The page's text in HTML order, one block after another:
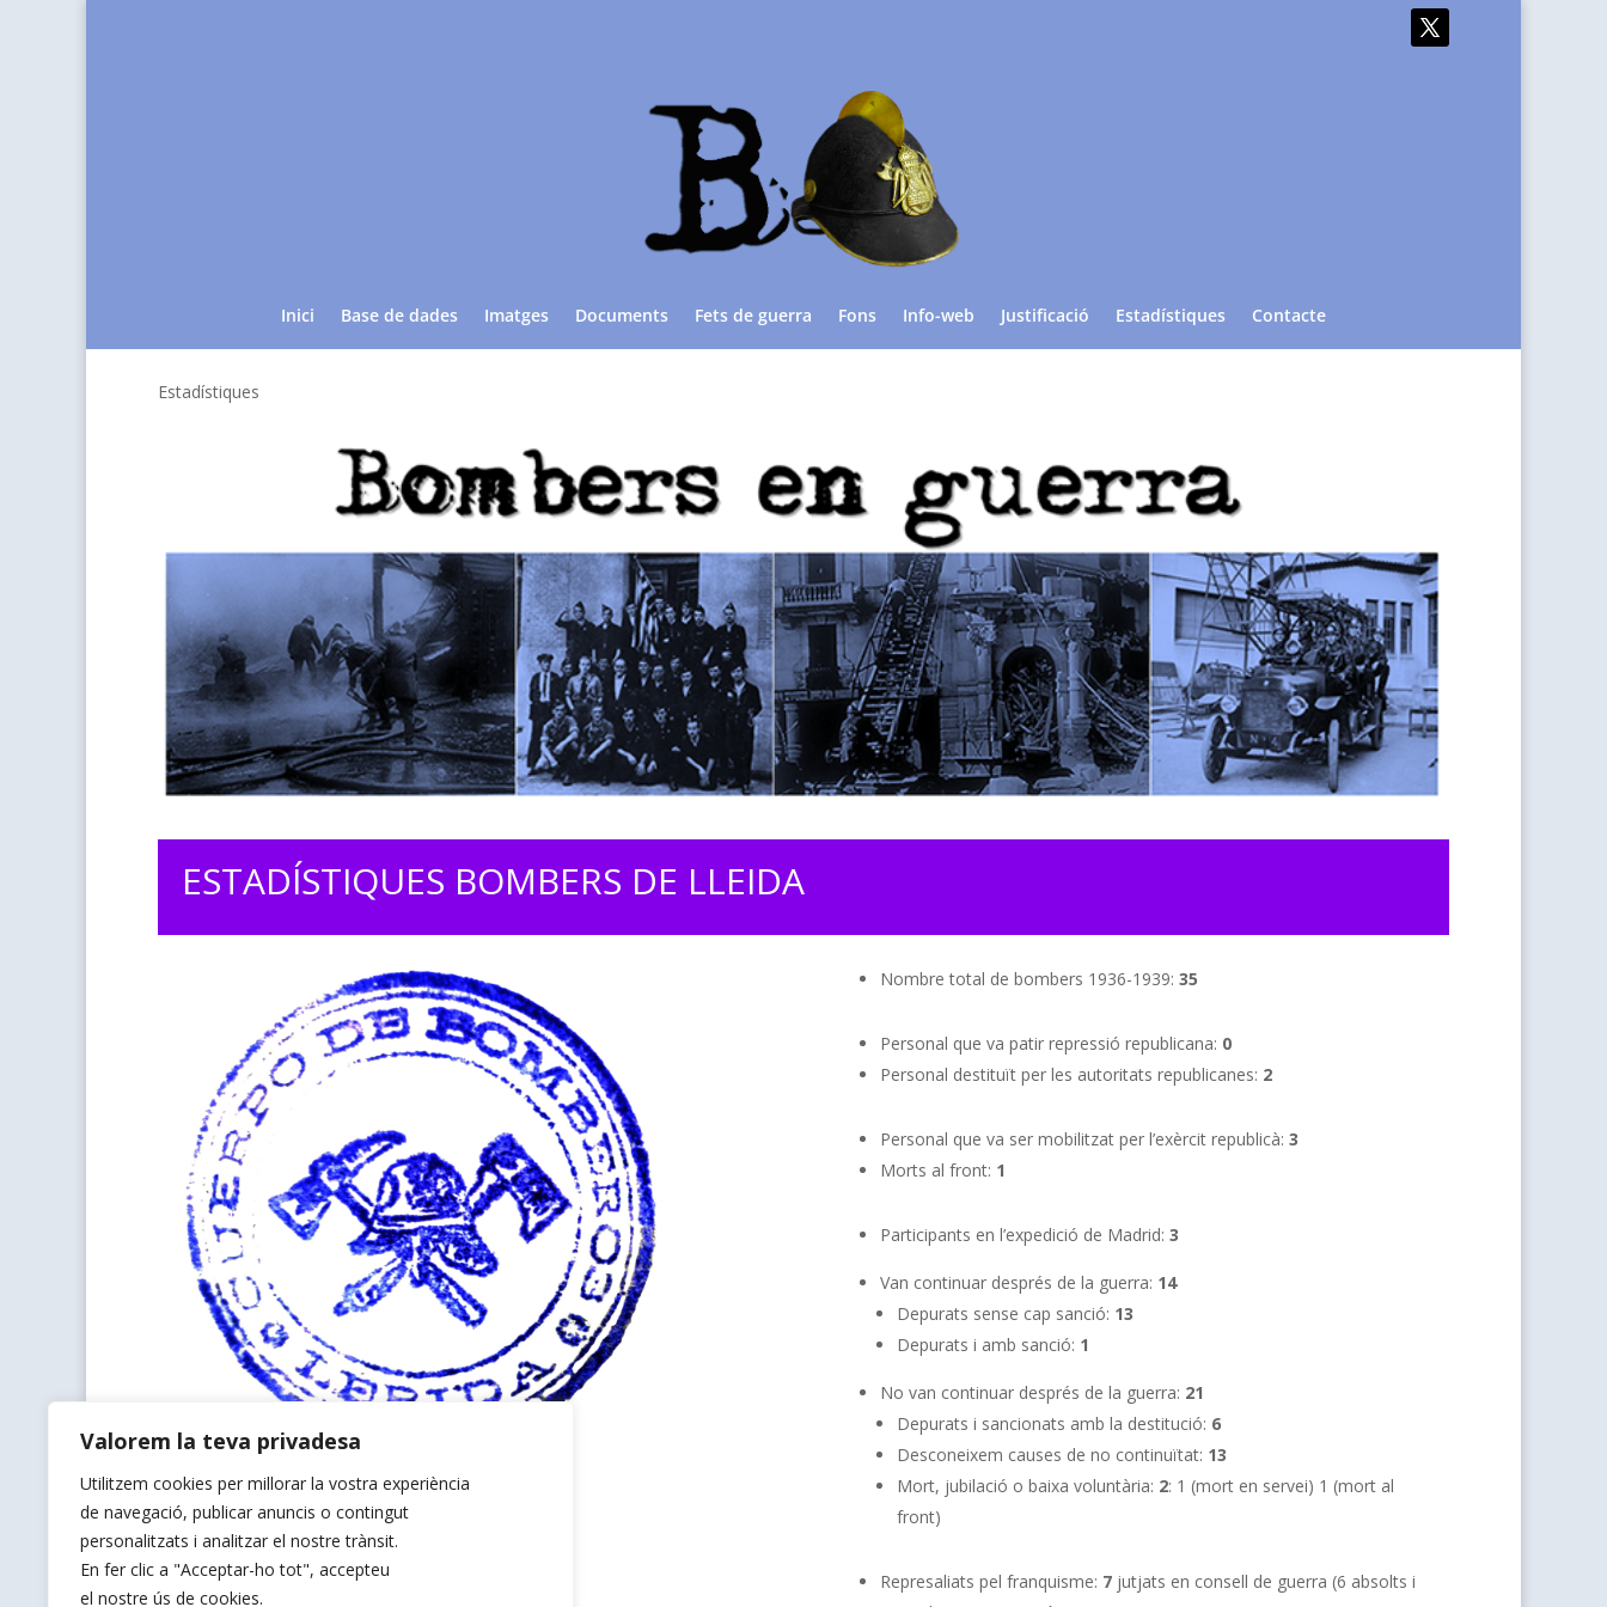
Valorem la teva privadesa
Utilitzem cookies per millorar la vostra experiència
de navegació, publicar anuncis o contingut
personalitzats i analitzar el nostre trànsit.
En fer clic a "Acceptar-ho tot", accepteu
el nostre ús de cookies.
Inici Base de dades Imatges Documents Fets de guerra Fons Info-web Justificació Estadístiques Contacte
Estadístiques
ESTADÍSTIQUES BOMBERS DE LLEIDA
Nombre total de bombers 1936-1939: 35
Personal que va patir repressió republicana: 0
Personal destituït per les autoritats republicanes: 2
Personal que va ser mobilitzat per l’exèrcit republicà: 3
Morts al front: 1
Participants en l’expedició de Madrid: 3
Van continuar després de la guerra: 14
Depurats sense cap sanció: 13
Depurats i amb sanció: 1
No van continuar després de la guerra: 21
Depurats i sancionats amb la destitució: 6
Desconeixem causes de no continuïtat: 13
Mort, jubilació o baixa voluntària: 2: 1 (mort en servei) 1 (mort al
front)
Represaliats pel franquisme: 7jutjats en consell de guerra (6 absolts i